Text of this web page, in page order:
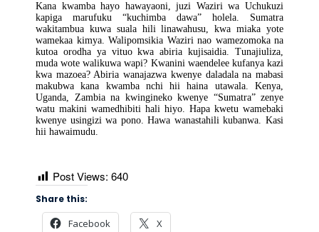
Kana kwamba hayo hawayaoni, juzi Waziri wa Uchukuzi
kapiga marufuku “kuchimba dawa” holela. Sumatra
wakitambua kuwa suala hili linawahusu, kwa miaka yote
wamekaa kimya. Walipomsikia Waziri nao wamezomoka na
kutoa orodha ya vituo kwa abiria kujisaidia. Tunajiuliza,
muda wote walikuwa wapi? Kwanini waendelee kufanya kazi
kwa mazoea? Abiria wanajazwa kwenye daladala na mabasi
makubwa kana kwamba nchi hii haina utawala. Kenya,
Uganda, Zambia na kwingineko kwenye “Sumatra” zenye
watu makini wamedhibiti hali hiyo. Hapa kwetu wamebaki
kwenye usingizi wa pono. Hawa wanastahili kubanwa. Kasi
hii hawaimudu.
Post Views: 640
Share this:
Facebook X